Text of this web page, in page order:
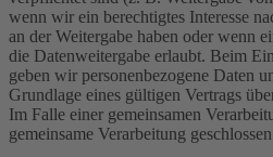
wenn wir ein berechtigtes Interesse
an der Weitergabe haben oder wenn
die Datenweitergabe erlaubt. Beim
geben wir personenbezogene Daten
Grundlage eines gültigen Vertrags
Im Falle einer gemeinsamen
gemeinsame Verarbeitung